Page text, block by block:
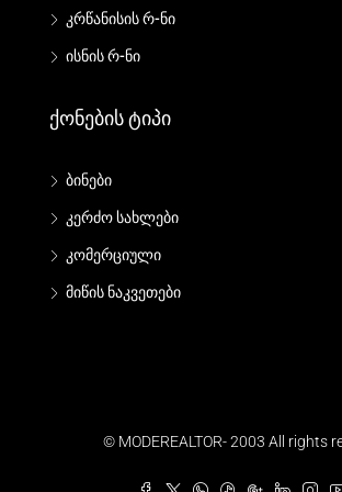
კრწანისის რ-ნი
ისნის რ-ნი
Ქონების Ტიპი
ბინები
კერძო სახლები
კომერციული
მიწის ნაკვეთები
© MODEREALTOR- 2003 All rights